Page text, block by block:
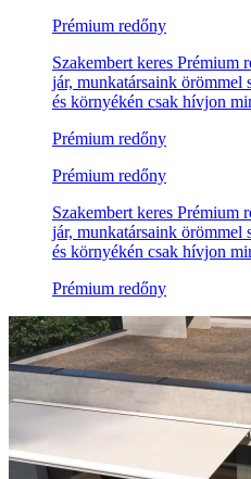
Prémium redőny
Szakembert keres Prémium
jár, munkatársaink örömmel
és környékén csak hívjon
Prémium redőny
Prémium redőny
Szakembert keres Prémium
jár, munkatársaink örömmel
és környékén csak hívjon
Prémium redőny